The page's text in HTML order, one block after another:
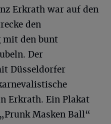
Erkrath war auf den
den
mit den bunt
Der
Düsseldorfer
Erkrath. Ein Plakat
Masken Ball“